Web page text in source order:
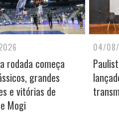
rodada começa
grandes
e vitórias de
Mogi
04/